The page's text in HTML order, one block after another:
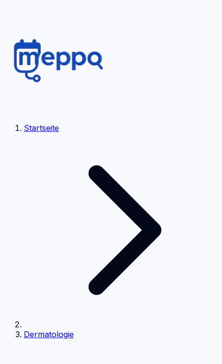
Startseite
Dermatologie